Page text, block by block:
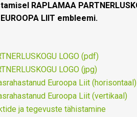
RAPLAMAA
LIIT embleemi.
LOGO (pdf)
LOGO (jpg)
Euroopa Liit (horisontaal)
Euroopa Liit (vertikaal)
ja tegevuste tähistamine